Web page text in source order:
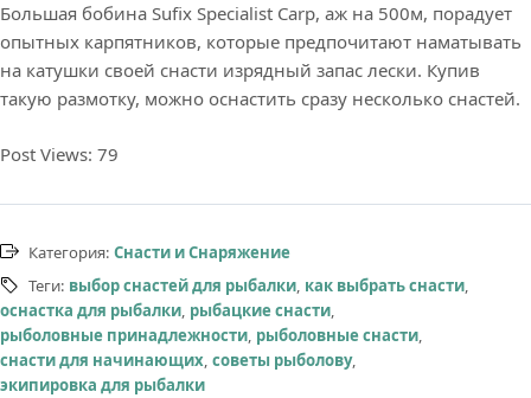
Большая бобина Sufix Specialist Carp, аж на 500м, порадует
опытных карпятников, которые предпочитают наматывать
на катушки своей снасти изрядный запас лески. Купив
такую размотку, можно оснастить сразу несколько снастей.
Post Views: 79
Категория: Снасти и Снаряжение
Теги: выбор снастей для рыбалки, как выбрать снасти,
оснастка для рыбалки, рыбацкие снасти,
рыболовные принадлежности, рыболовные снасти,
снасти для начинающих, советы рыболову,
экипировка для рыбалки